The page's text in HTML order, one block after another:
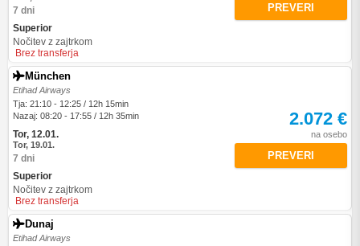
7 dni
Superior
Nočitev z zajtrkom
Brez transferja
PREVERI
München
Etihad Airways
Tja: 21:10 - 12:25 / 12h 15min
Nazaj: 08:20 - 17:55 / 12h 35min
Tor, 12.01.
Tor, 19.01.
7 dni
Superior
Nočitev z zajtrkom
Brez transferja
2.072 €
na osebo
PREVERI
Dunaj
Etihad Airways